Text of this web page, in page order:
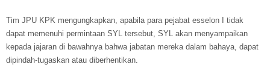
Tim JPU KPK mengungkapkan, apabila para pejabat esselon I tidak
dapat memenuhi permintaan SYL tersebut, SYL akan menyampaikan
kepada jajaran di bawahnya bahwa jabatan mereka dalam bahaya, dapat
dipindah-tugaskan atau diberhentikan.